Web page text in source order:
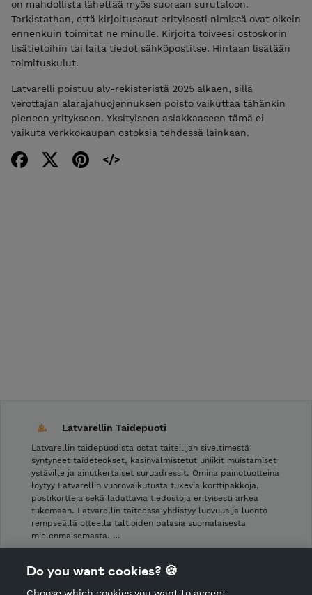
on mahdollista lähettää myös suoraan surutaloon.
Tarkistathan, että kirjoitusasut erityisesti nimissä ovat oikein
ennenkuin toimitat ne minulle. Kirjoita toiveesi ostoskorin
lisätietoihin tai laita tiedot sähköpostitse. Hintaan lisätään
toimituskulut.
Latvarelli poistuu alv-rekisteristä 2025 alkaen, sillä
verottajan alarajahuojennuksen poisto vaikuttaa tähänkin
pieneen yritykseen. Yksityiseen asiakkaaseen tämä ei
vaikuta verkkokaupan ostoksia tehdessä lainkaan.
Latvarellin Taidepuoti
Latvarellin taidepuodista ostat taiteilijan siveltimestä
syntyneet taideteokset, käsinvalmistetut uniikit muistamiset
ystäville ja ainutkertaiset suruadressit. Omina painotuotteina
löytyy Latvarellin vuorovaikutusta tukevia korttipakkoja,
postikortteja sekä ladattavia tiedostoja erityisesti arkea
tukemaan. Latvarellin taiteessa yhdistyy luovuus ja luonto
rempseällä otteella taltioiden palasia suomalaisesta
mielenmaisemasta. …
Shop privacy policy
Do you want cookies? 🍪